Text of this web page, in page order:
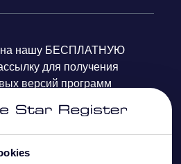
OSRстраница Star Page
на нашу БЕСПЛАТНУЮ
для получения
версий программ